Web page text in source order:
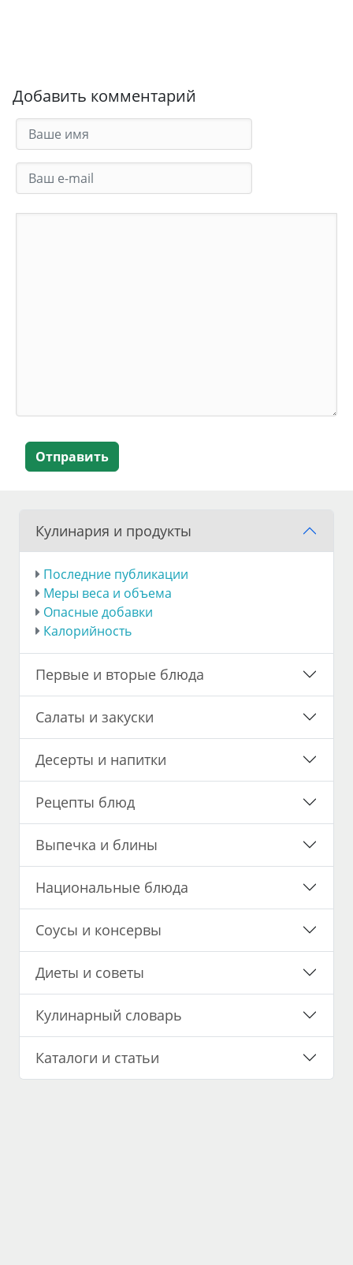
Добавить комментарий
Отправить
Кулинария и продукты
Последние публикации
Меры веса и объема
Опасные добавки
Калорийность
Первые и вторые блюда
Салаты и закуски
Десерты и напитки
Рецепты блюд
Выпечка и блины
Национальные блюда
Соусы и консервы
Диеты и советы
Кулинарный словарь
Каталоги и статьи